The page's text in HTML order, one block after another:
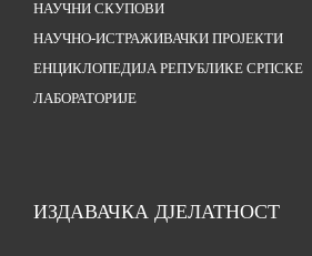
НАУЧНИ СКУПОВИ
НАУЧНО-ИСТРАЖИВАЧКИ ПРОЈЕКТИ
ЕНЦИКЛОПЕДИЈА РЕПУБЛИКЕ СРПСКЕ
ЛАБОРАТОРИЈЕ
ИЗДАВАЧКА ДЈЕЛАТНОСТ